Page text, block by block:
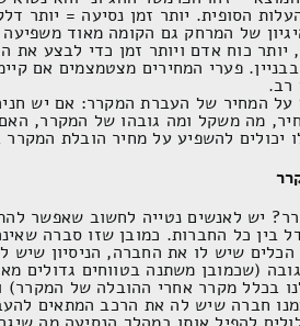
הסופית. יותר זמן נסיעה = יותר
של המרחק גם הקומה מאוד
יותר כוח אדם ויותר זמן כדי לבצע
פערי המחירים מצטמצמים אם
רב.
על המחיר של העברת המקרר: אם יש
מה משקל ומה גובהו של המקרר,
יכולים להשפיע על מחיר הובלת
יש לאנשים נטייה לחשוב שאפשר
בין כל החברות. כמובן שזו סברה
שיש לו את החברה, הניסיון שיש
(שכמובן משתנה בטווחים גדולים
בכלל מקרר אחרי ההובלה של המקרר)
חברה שיש לה את הרכב המתאים